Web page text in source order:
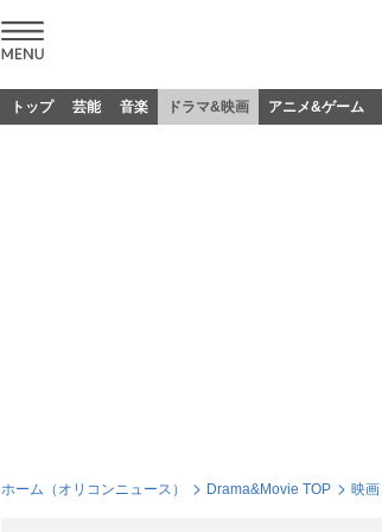
トップ 芸能 音楽 ドラマ&映画 アニメ&ゲーム
ホーム（オリコンニュース） Drama&Movie TOP 映画